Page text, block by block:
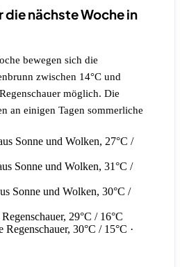
nächste Woche in
bewegen sich die
zwischen 14°C und
möglich. Die
an einigen Tagen sommerliche
Sonne und Wolken, 27°C /
Sonne und Wolken, 31°C /
Sonne und Wolken, 30°C /
29°C / 16°C
Regenschauer, 30°C / 15°C ·